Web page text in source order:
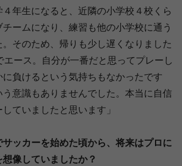
年生になると、近隣の小学校４校くら
ームになり、練習も他の小学校に通う
。そのため、帰りも少し遅くなりました
エース。自分が一番だと思ってプレーし
負けるという気持ちもなかったです
う意識もありませんでした。本当に自信
ていましたと思います」
ッカーを始めた頃から、将来はプロに
像していましたか？